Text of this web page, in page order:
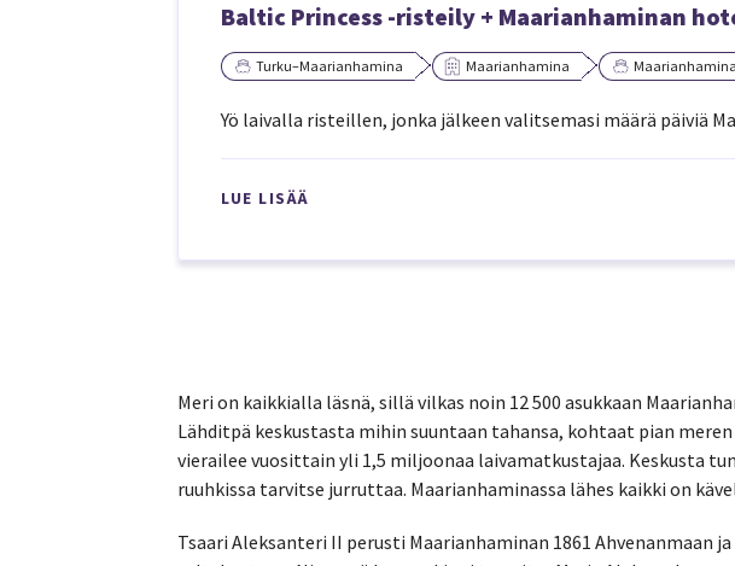
Baltic Princess -risteily + Maarianhaminan
Turku–Maarianhamina Maarianhamina
Yö laivalla risteillen, jonka jälkeen valitsemasi määrä päiviä
LUE LISÄÄ
Meri on kaikkialla läsnä, sillä vilkas noin 12 500 asukkaan
Lähditpä keskustasta mihin suuntaan tahansa, kohtaat pian
vierailee vuosittain yli 1,5 miljoonaa laivamatkustajaa. Keskusta
ruuhkissa tarvitse jurruttaa. Maarianhaminassa lähes kaikki on
Tsaari Aleksanteri II perusti Maarianhaminan 1861 Ahvenanmaan ja